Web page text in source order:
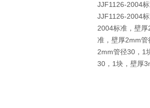
JJF1126-2004
JJF1126-2004
2004标准，壁厚
准，壁厚2mm管
2mm管径30，1
30，1块，壁厚